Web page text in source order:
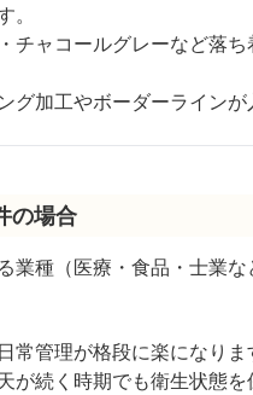
チャコールグレーなど落
グ加工やボーダーライン
の場合
種（医療・食品・士業な
常管理が格段に楽になりま
が続く時期でも衛生状態を